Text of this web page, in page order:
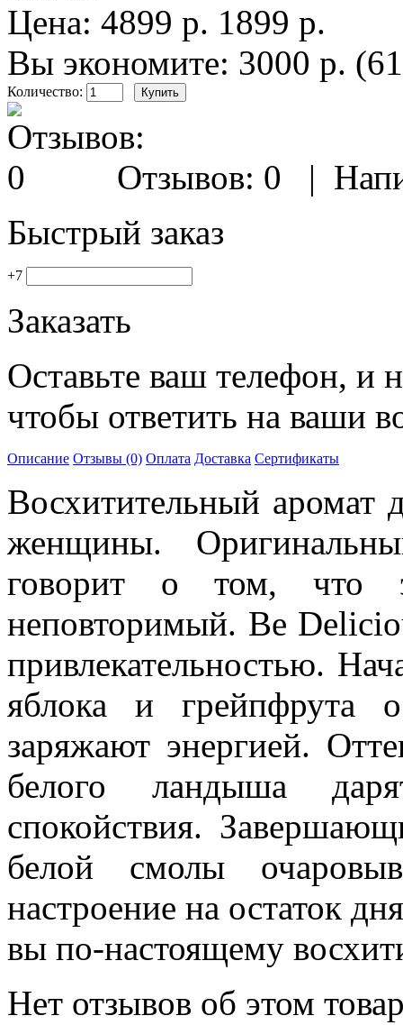
Цена: 4899 р. 1899 р.
Вы экономите: 3000 р.
Количество:
Отзывов: 0 |
Быстрый заказ
+7
Заказать
Оставьте ваш телефон, и
чтобы ответить на ваши
Описание Отзывы (0) Оплата Доставка Сертификаты
Восхитительный аромат
женщины.
говорит о том, что
неповторимый. Be
привлекательностью.
яблока и грейпфрута
заряжают энергией.
белого ландыша
спокойствия.
белой смолы
настроение на остаток
вы по-настоящему
Нет отзывов об этом